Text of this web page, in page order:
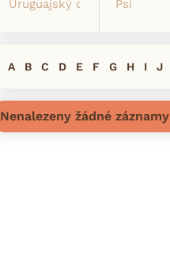
A B C D E F G H I J
Nenalezeny žádné záznamy